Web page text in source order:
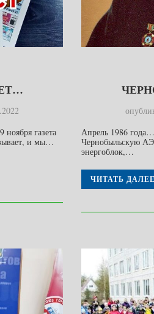
газета
и мы…
Апрель 1986
Чернобыльскую
энергоблок,…
ЧИТАТЬ ДАЛЕЕ